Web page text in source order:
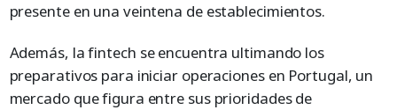
presente en una veintena de establecimientos.
Además, la fintech se encuentra ultimando los
preparativos para iniciar operaciones en Portugal, un
mercado que figura entre sus prioridades de